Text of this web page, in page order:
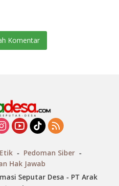
Komentar
Pedoman Siber
Hak Jawab
Seputar Desa - PT Arak